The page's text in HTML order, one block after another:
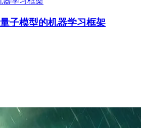
子模型的机器学习框架